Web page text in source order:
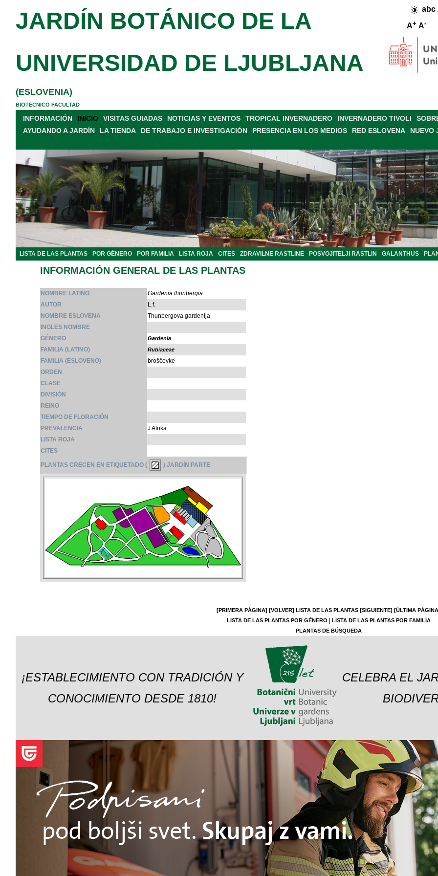
abc
A+ A-
JARDÍN BOTÁNICO DE LA
UNIVERSIDAD DE LJUBLJANA
(ESLOVENIA)
BIOTECNICO FACULTAD
INFORMACIÓN INICIO VISITAS GUIADAS NOTICIAS Y EVENTOS TROPICAL INVERNADERO INVERNADERO TIVOLI
AYUDANDO A JARDÍN
LA TIENDA DE TRABAJO E INVESTIGACIÓN PRESENCIA EN LOS MEDIOS RED ESLOVENA NUEVO
LISTA DE LAS PLANTAS POR GÉNERO POR FAMILIA LISTA ROJA CITES ZDRAVILNE RASTLINE POSVOJITELJI RASTLIN GALANTHUS
INFORMACIÓN GENERAL DE LAS PLANTAS
NOMBRE LATINO
Gardenia thunbergia
AUTOR
L.f.
NOMBRE ESLOVENA
Thunbergova gardenija
INGLES NOMBRE
GÉNERO
Gardenia
FAMILIA (LATINO) Rubiaceae
FAMILIA (ESLOVENO)
broščevke
ORDEN
CLASE
DIVISIÓN
REINO
TIEMPO DE FLORACIÓN
PREVALENCIA
J Afrika
LISTA ROJA
CITES
PLANTAS CRECEN EN ETIQUETADO ( ) JARDÍN PARTE
[PRIMERA PÁGINA] [VOLVER] LISTA DE LAS PLANTAS [SIGUIENTE] [ÚLTIMA
LISTA DE LAS PLANTAS POR GÉNERO
LISTA DE LAS PLANTAS POR FAMILIA
PLANTAS DE BÚSQUEDA
¡ESTABLECIMIENTO CON TRADICIÓN Y
CONOCIMIENTO DESDE 1810!
CELEBRA EL